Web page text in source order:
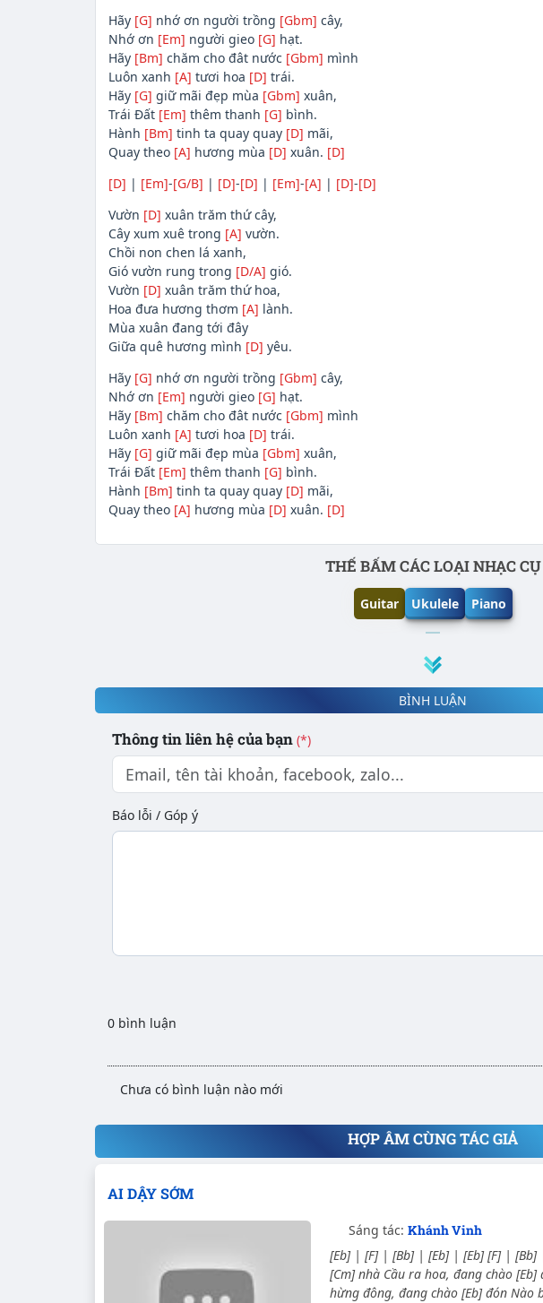
Hãy [G] nhớ ơn người trồng [Gbm] cây,
Nhớ ơn [Em] người gieo [G] hạt.
Hãy [Bm] chăm cho đât nước [Gbm] mình
Luôn xanh [A] tươi hoa [D] trái.
Hãy [G] giữ mãi đẹp mùa [Gbm] xuân,
Trái Đất [Em] thêm thanh [G] bình.
Hành [Bm] tinh ta quay quay [D] mãi,
Quay theo [A] hương mùa [D] xuân. [D]
[D] | [Em]-[G/B] | [D]-[D] | [Em]-[A] | [D]-[D]
Vườn [D] xuân trăm thứ cây,
Cây xum xuê trong [A] vườn.
Chồi non chen lá xanh,
Gió vườn rung trong [D/A] gió.
Vườn [D] xuân trăm thứ hoa,
Hoa đưa hương thơm [A] lành.
Mùa xuân đang tới đây
Giữa quê hương mình [D] yêu.
Hãy [G] nhớ ơn người trồng [Gbm] cây,
Nhớ ơn [Em] người gieo [G] hạt.
Hãy [Bm] chăm cho đât nước [Gbm] mình
Luôn xanh [A] tươi hoa [D] trái.
Hãy [G] giữ mãi đẹp mùa [Gbm] xuân,
Trái Đất [Em] thêm thanh [G] bình.
Hành [Bm] tinh ta quay quay [D] mãi,
Quay theo [A] hương mùa [D] xuân. [D]
THẾ BẤM CÁC LOẠI NHẠC CỤ
Guitar Ukulele Piano
BÌNH LUẬN
Thông tin liên hệ của bạn (*)
Báo lỗi / Góp ý
0 bình luận
Chưa có bình luận nào mới
HỢP ÂM CÙNG TÁC GIẢ
AI DẬY SỚM
Sáng tác: Khánh Vinh
[Eb] | [F] | [Bb] | [Eb] | [Eb] [F] | [Bb]
[Cm] nhà Cầu ra hoa, đang chào
hừng đông, đang chào [Eb] đón Nào